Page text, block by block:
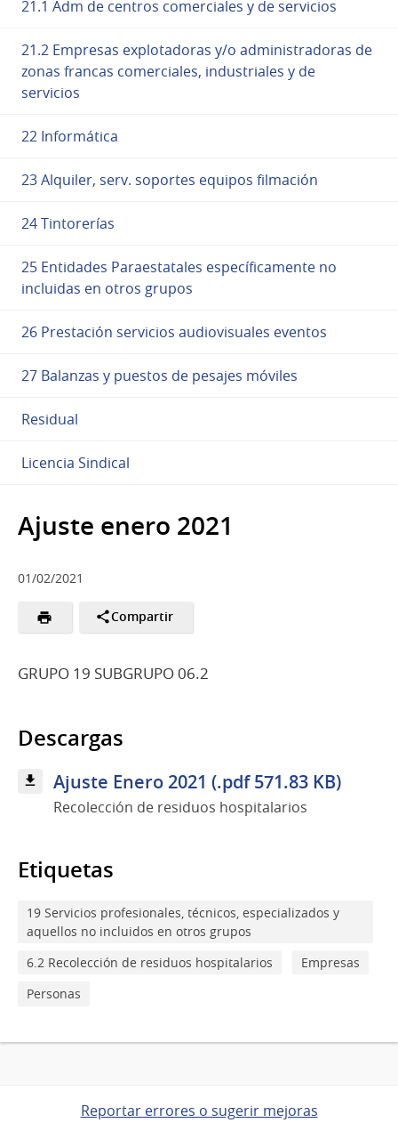
21.1 Adm de centros comerciales y de servicios
21.2 Empresas explotadoras y/o administradoras de
zonas francas comerciales, industriales y de
servicios
22 Informática
23 Alquiler, serv. soportes equipos filmación
24 Tintorerías
25 Entidades Paraestatales específicamente no
incluidas en otros grupos
26 Prestación servicios audiovisuales eventos
27 Balanzas y puestos de pesajes móviles
Residual
Licencia Sindical
Ajuste enero 2021
01/02/2021
Compartir
GRUPO 19 SUBGRUPO 06.2
Descargas
Ajuste Enero 2021 (.pdf 571.83 KB)
Recolección de residuos hospitalarios
Etiquetas
19 Servicios profesionales, técnicos, especializados y
aquellos no incluidos en otros grupos
6.2 Recolección de residuos hospitalarios
Empresas
Personas
Reportar errores o sugerir mejoras